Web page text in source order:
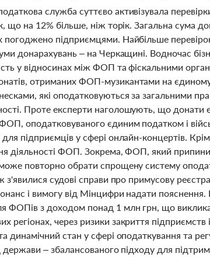
служба суттєво активізувала
що на 12% більше, ніж торік. Загальна сума
підприємцями. Найбільше перевірок
донарахувань – на Черкащині. Водночас
у відносинах між ФОП та фіскальними
отриманих ФОП-музикантами на єдиному
які оподатковуються за загальними
Проте експерти наголошують, що донати
оподатковуваного єдиним податком і
для підприємців у сфері онлайн-концертів.
діяльності ФОП. Зокрема, ФОП, який
повторно обрати спрощену систему
з'явилися судові справи про примусову
і вимогу від Мінцифри надати
з доходом понад 1 млн грн, що
регіонах, через ризики закриття підприємств
динамічний стан у сфері оподаткування та
держави – збалансованого підходу для